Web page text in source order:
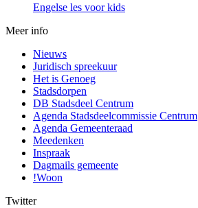
Engelse les voor kids
Meer info
Nieuws
Juridisch spreekuur
Het is Genoeg
Stadsdorpen
DB Stadsdeel Centrum
Agenda Stadsdeelcommissie Centrum
Agenda Gemeenteraad
Meedenken
Inspraak
Dagmails gemeente
!Woon
Twitter